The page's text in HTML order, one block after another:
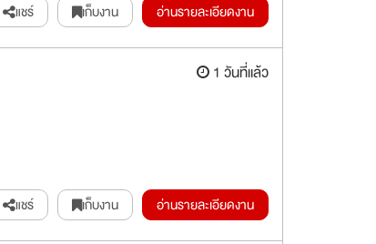
แชร์ เก็บงาน อ่านรายละเอียดงาน
1 วันที่แล้ว
แชร์ เก็บงาน อ่านรายละเอียดงาน